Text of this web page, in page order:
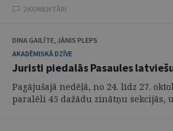
2 KOMENTĀRI
DINA GAILĪTE, JĀNIS PLEPS
AKADĒMISKĀ DZĪVE
Juristi piedalās Pasaules
Pagājušajā nedēļā, no 24. līdz 27.
paralēli 45 dažādu zinātņu sekcijās,